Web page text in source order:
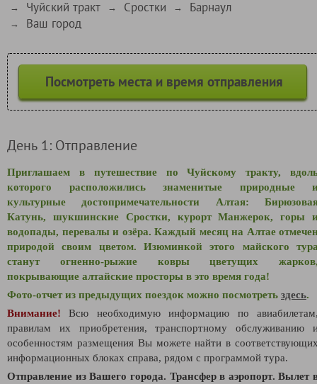
→ Чуйский тракт → Сростки → Барнаул
→ Ваш город
Посмотреть места и время отправления
День 1: Отправление
Приглашаем в путешествие по Чуйскому тракту,
которого расположились знаменитые природные
культурные достопримечательности Алтая:
Катунь, шукшинские Сростки, курорт Манжерок, горы
водопады, перевалы и озёра. Каждый месяц на Алтае
природой своим цветом. Изюминкой этого майского
станут огненно-рыжие ковры цветущих
покрывающие алтайские просторы в это время года!
Фото-отчет из предыдущих поездок можно посмотреть здесь.
Внимание!Всю необходимую информацию по
правилам их приобретения, транспортному обслуживанию
особенностям размещения Вы можете найти в
информационных блоках справа, рядом с программой тура.
Отправление из Вашего города. Трансфер в аэропорт.Вылет